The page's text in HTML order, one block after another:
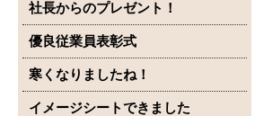
社長からのプレゼント！
優良従業員表彰式
寒くなりましたね！
イメージシートできました